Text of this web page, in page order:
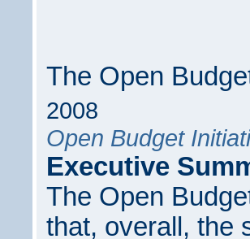
The Open
2008
Open Budget
Executive
The Open
that, overall, the